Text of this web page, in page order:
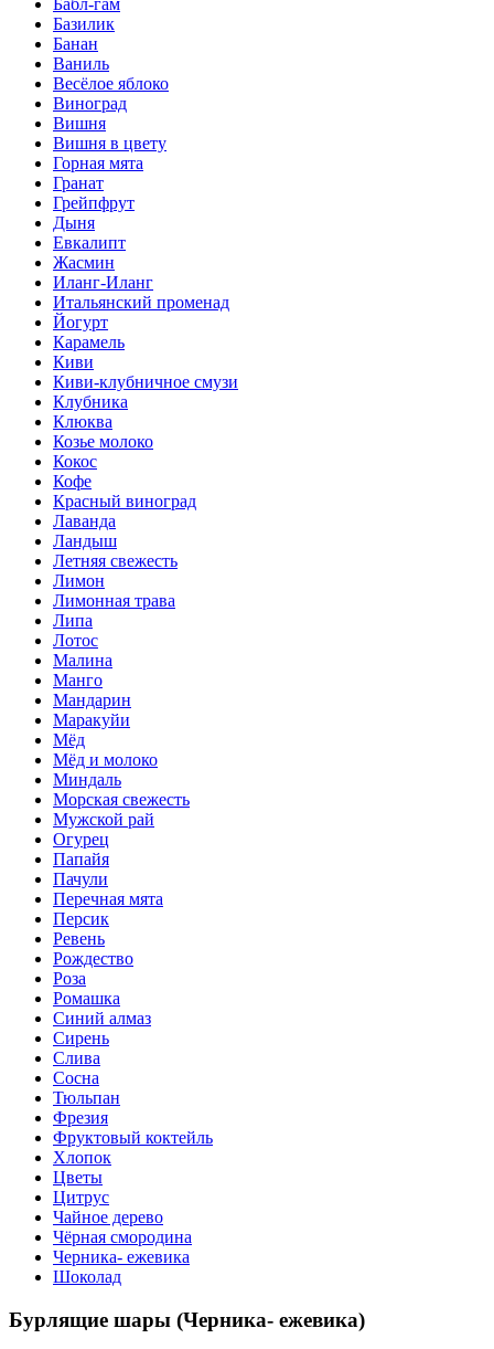
Бабл-гам
Базилик
Банан
Ваниль
Весёлое яблоко
Виноград
Вишня
Вишня в цвету
Горная мята
Гранат
Грейпфрут
Дыня
Евкалипт
Жасмин
Иланг-Иланг
Итальянский променад
Йогурт
Карамель
Киви
Киви-клубничное смузи
Клубника
Клюква
Козье молоко
Кокос
Кофе
Красный виноград
Лаванда
Ландыш
Летняя свежесть
Лимон
Лимонная трава
Липа
Лотос
Малина
Манго
Мандарин
Маракуйи
Мёд
Мёд и молоко
Миндаль
Морская свежесть
Мужской рай
Огурец
Папайя
Пачули
Перечная мята
Персик
Ревень
Рождество
Роза
Ромашка
Синий алмаз
Сирень
Слива
Сосна
Тюльпан
Фрезия
Фруктовый коктейль
Хлопок
Цветы
Цитрус
Чайное дерево
Чёрная смородина
Черника- ежевика
Шоколад
Бурлящие шары (Черника- ежевика)